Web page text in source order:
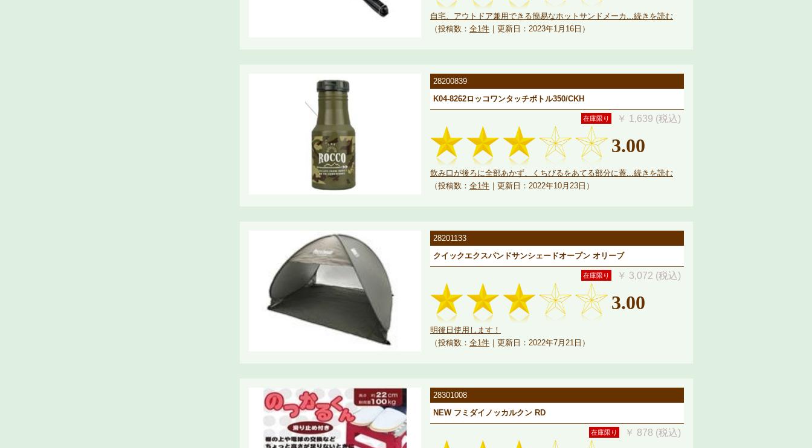
自宅、アウトドア兼用できる簡易なホットサンドメーカ...続きを読む
（投稿数： 全1件 ｜更新日：2023年1月16日）
28200839
K04-8262ロッコワンタッチボトル350/CKH
在庫限り ￥ 1,639 (税込)
3.00
飲み口が後ろに全部あかず、くちびるをあてる部分に蓋...続きを読む
（投稿数： 全1件 ｜更新日：2022年10月23日）
28201133
クイックエクスパンドサンシェードオープン オリーブ
在庫限り ￥ 3,072 (税込)
3.00
明後日使用します！
（投稿数： 全1件 ｜更新日：2022年7月21日）
28301008
NEW フミダイノッカルクン RD
在庫限り ￥ 878 (税込)